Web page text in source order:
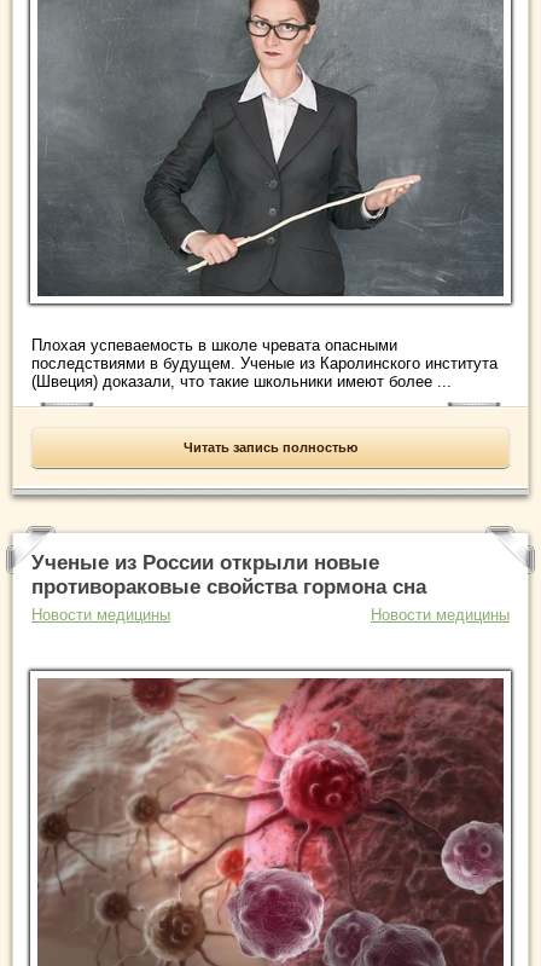
Плохая успеваемость в школе чревата опасными
последствиями в будущем. Ученые из Каролинского института
(Швеция) доказали, что такие школьники имеют более ...
Читать запись полностью
Ученые из России открыли новые
противораковые свойства гормона сна
Новости медицины Новости медицины